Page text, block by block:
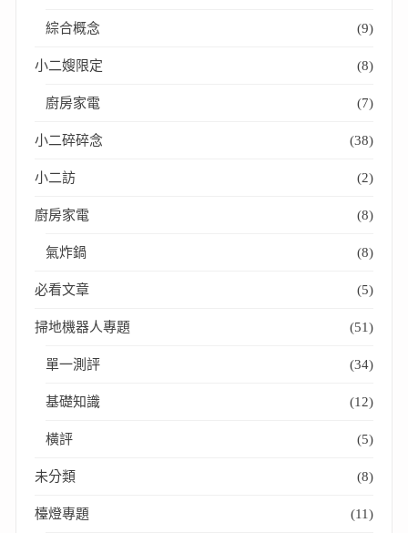
綜合概念 (9)
小二嫂限定 (8)
廚房家電 (7)
小二碎碎念 (38)
小二訪 (2)
廚房家電 (8)
氣炸鍋 (8)
必看文章 (5)
掃地機器人專題 (51)
單一測評 (34)
基礎知識 (12)
橫評 (5)
未分類 (8)
檯燈專題 (11)